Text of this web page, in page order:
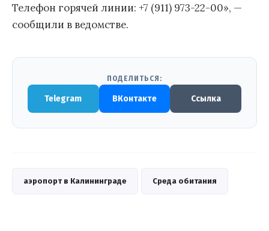
Телефон горячей линии: +7 (911) 973-22-00», —
сообщили в ведомстве.
ПОДЕЛИТЬСЯ:
Telegram ВКонтакте Ссылка
аэропорт в Калининграде Среда обитания